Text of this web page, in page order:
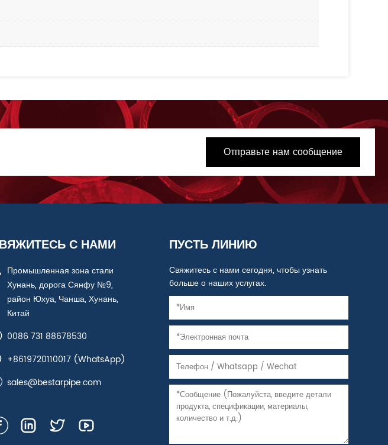
Отправьте нам сообщение
С НАМИ
Промышленная зона стали
Хунань, дорога Сянфу №9,
район Юхуа, Чанша, Хунань,
Китай
0086 731 88678530
+8619720110017(WhatsApp)
sales@bestarpipe.com
ПУСТЬ ЛИНИЮ
Свяжитесь с нами сегодня, чтобы узнать
больше о наших услугах.